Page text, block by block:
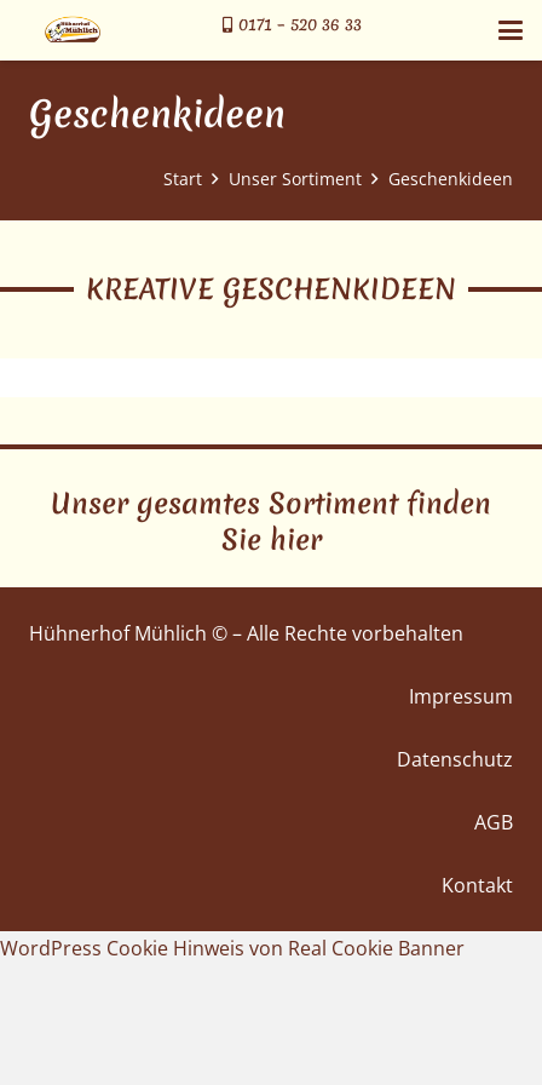
0171 – 520 36 33
Geschenkideen
Start Unser Sortiment Geschenkideen
KREATIVE GESCHENKIDEEN
Unser gesamtes Sortiment finden
Sie hier
Hühnerhof Mühlich © – Alle Rechte vorbehalten
Impressum
Datenschutz
AGB
Kontakt
WordPress Cookie Hinweis von Real Cookie Banner